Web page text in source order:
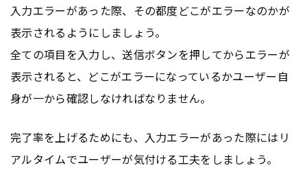
入力エラーがあった際、その都度どこがエラーなのかが
表示されるようにしましょう。
全ての項目を入力し、送信ボタンを押してからエラーが
表示されると、どこがエラーになっているかユーザー自
身が一から確認しなければなりません。
完了率を上げるためにも、入力エラーがあった際にはリ
アルタイムでユーザーが気付ける工夫をしましょう。